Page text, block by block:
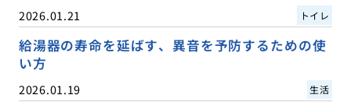
2026.01.21 トイレ
給湯器の寿命を延ばす、異音を予防するための使
い方
2026.01.19 生活